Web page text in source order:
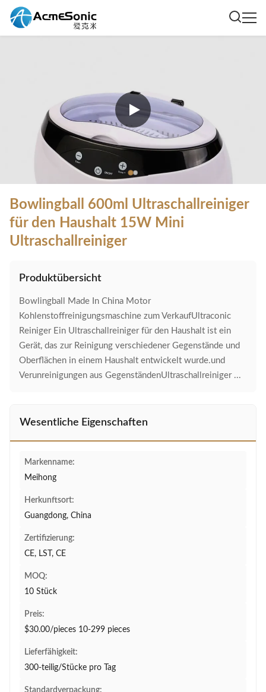
Bowlingball 600ml Ultraschallreiniger
für den Haushalt 15W Mini
Ultraschallreiniger
Produktübersicht
Bowlingball Made In China Motor
Kohlenstoffreinigungsmaschine zum VerkaufUltraconic
Reiniger Ein Ultraschallreiniger für den Haushalt ist ein
Gerät, das zur Reinigung verschiedener Gegenstände und
Oberflächen in einem Haushalt entwickelt wurde.und
Verunreinigungen aus GegenständenUltraschallreiniger ...
Wesentliche Eigenschaften
Markenname:
Meihong
Herkunftsort:
Guangdong, China
Zertifizierung:
CE, LST, CE
MOQ:
10 Stück
Preis:
$30.00/pieces 10-299 pieces
Lieferfähigkeit:
300-teilig/Stücke pro Tag
Standardverpackung: